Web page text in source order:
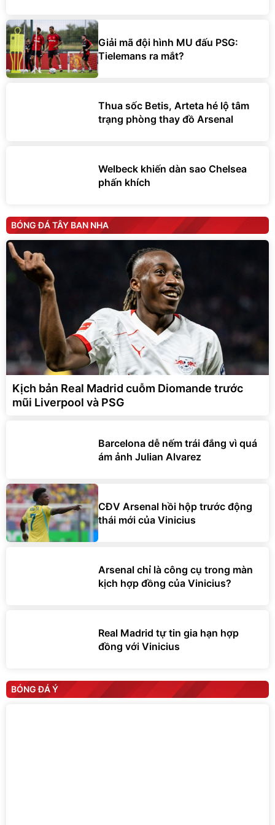
Giải mã đội hình MU đấu PSG:
Tielemans ra mắt?
Thua sốc Betis, Arteta hé lộ tâm
trạng phòng thay đồ Arsenal
Welbeck khiến dàn sao Chelsea
phấn khích
BÓNG ĐÁ TÂY BAN NHA
Kịch bản Real Madrid cuỗm Diomande trước
mũi Liverpool và PSG
Barcelona dễ nếm trái đắng vì quá
ám ảnh Julian Alvarez
CĐV Arsenal hồi hộp trước động
thái mới của Vinicius
Arsenal chỉ là công cụ trong màn
kịch hợp đồng của Vinicius?
Real Madrid tự tin gia hạn hợp
đồng với Vinicius
BÓNG ĐÁ Ý